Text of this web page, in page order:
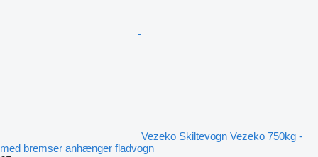
Vezeko Skiltevogn Vezeko 750kg -
med bremser anhænger fladvogn